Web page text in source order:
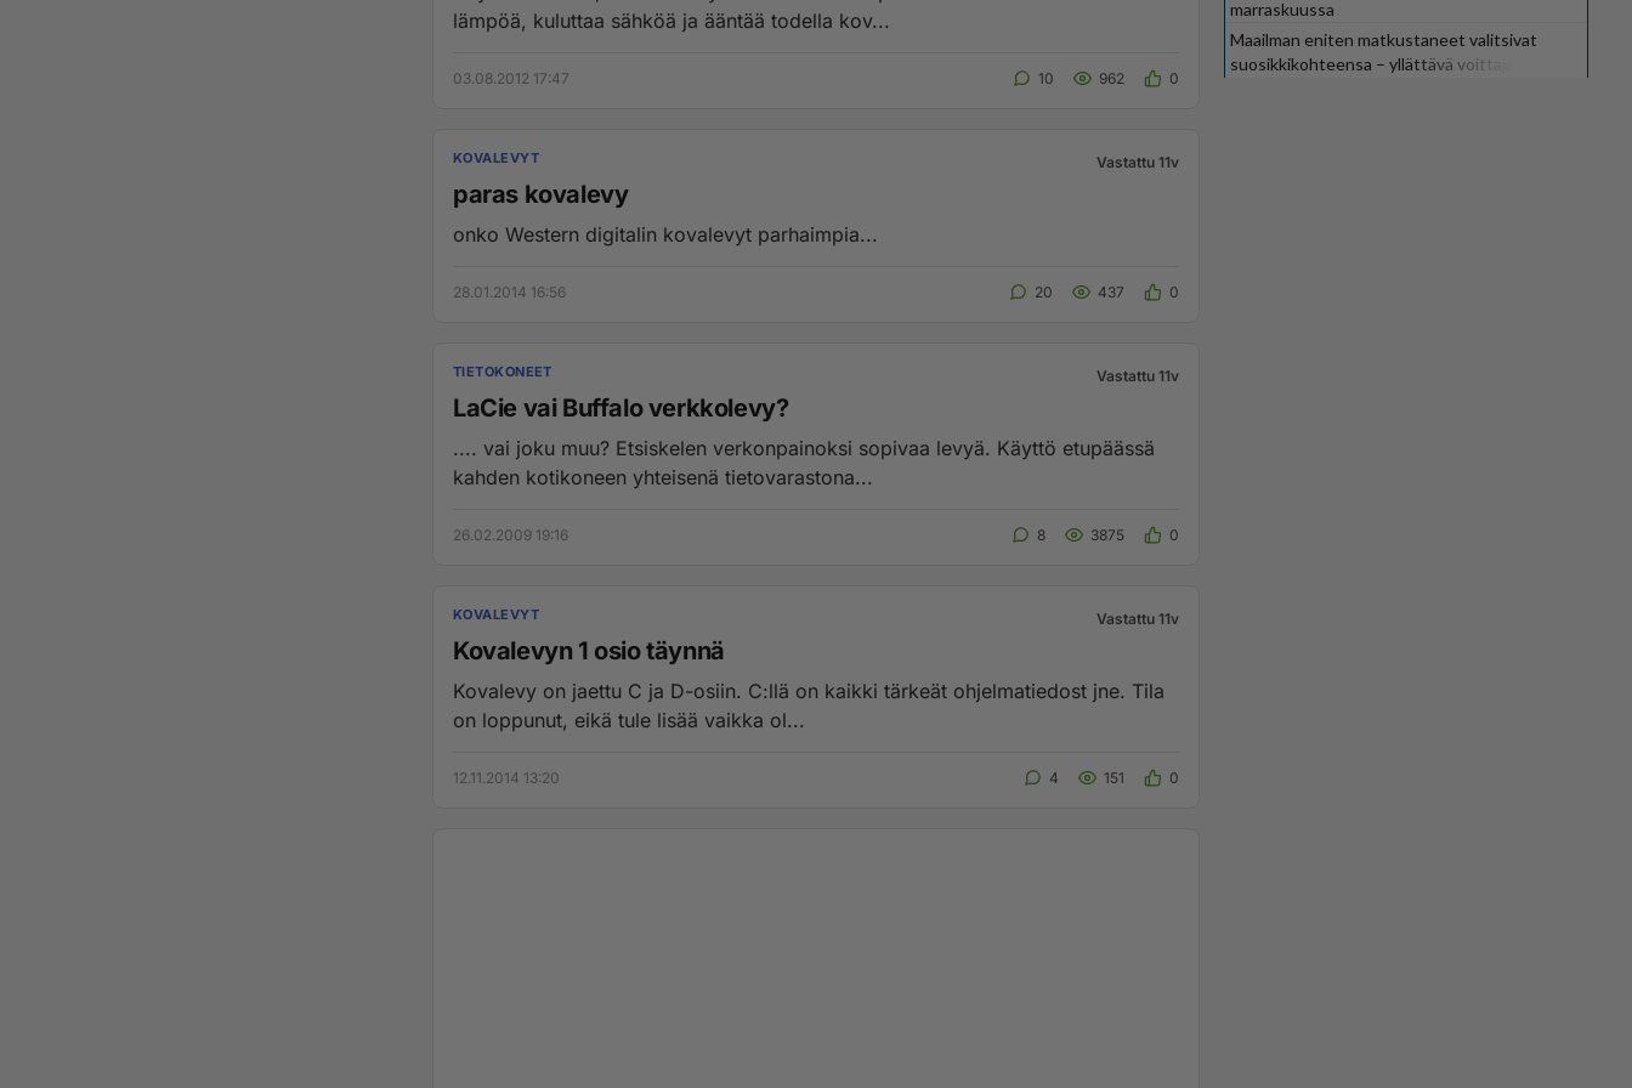
lämpöä, kuluttaa sähköä ja ääntää todella kov...
03.08.2012 17:47 10 962 0
KOVALEVYT Vastattu 11v
paras kovalevy
onko Western digitalin kovalevyt parhaimpia...
28.01.2014 16:56 20 437 0
TIETOKONEET Vastattu 11v
LaCie vai Buffalo verkkolevy?
.... vai joku muu? Etsiskelen verkonpainoksi sopivaa levyä. Käyttö etupäässä
kahden kotikoneen yhteisenä tietovarastona...
26.02.2009 19:16 8 3875 0
KOVALEVYT Vastattu 11v
Kovalevyn 1 osio täynnä
Kovalevy on jaettu C ja D-osiin. C:llä on kaikki tärkeät ohjelmatiedost jne. Tila
on loppunut, eikä tule lisää vaikka ol...
12.11.2014 13:20 4 151 0
marraskuussa
Maailman eniten matkustaneet valitsivat
suosikkikohteensa – yllättävä voittaja